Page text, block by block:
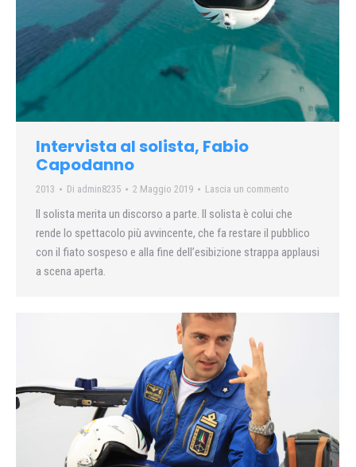
Intervista al solista, Fabio
Capodanno
2013 Di admin8235 2 Maggio 2019 Lascia un commento
Il solista merita un discorso a parte. Il solista è colui che
rende lo spettacolo più avvincente, che fa restare il pubblico
con il fiato sospeso e alla fine dell’esibizione strappa applausi
a scena aperta.